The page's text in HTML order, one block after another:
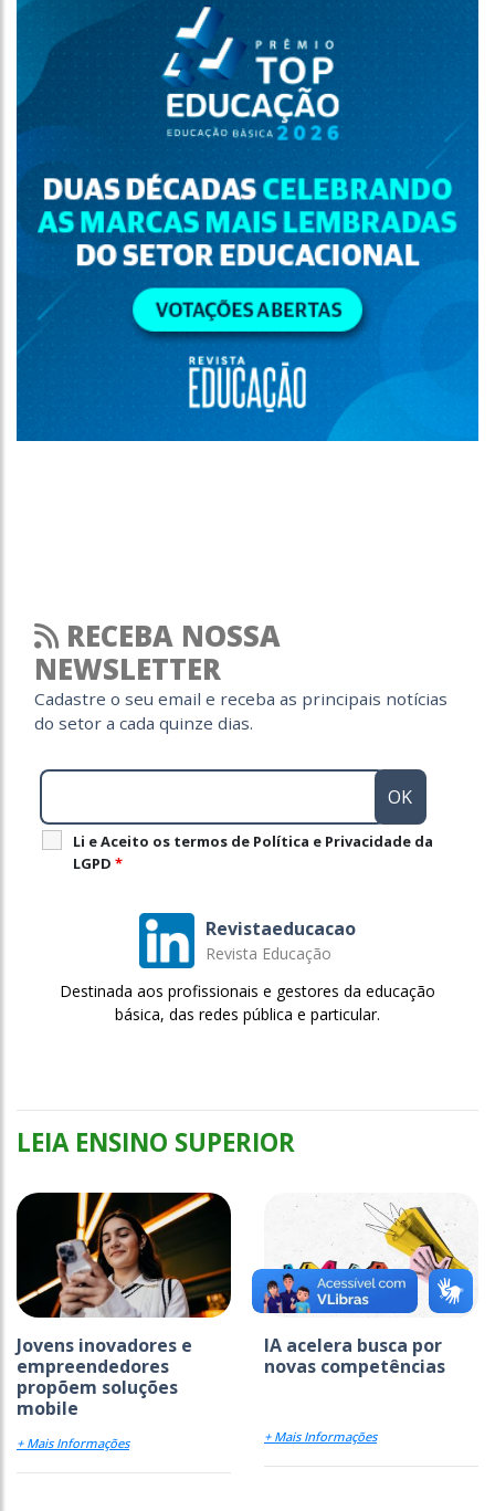
RECEBA NOSSA
NEWSLETTER
Cadastre o seu email e receba as principais notícias
do setor a cada quinze dias.
Li e Aceito os termos de Política e Privacidade da
LGPD *
Revistaeducacao
Revista Educação
Destinada aos profissionais e gestores da educação
básica, das redes pública e particular.
LEIA ENSINO SUPERIOR
Jovens inovadores e
empreendedores
propõem soluções
mobile
+ Mais Informações
IA acelera busca por
novas competências
+ Mais Informações